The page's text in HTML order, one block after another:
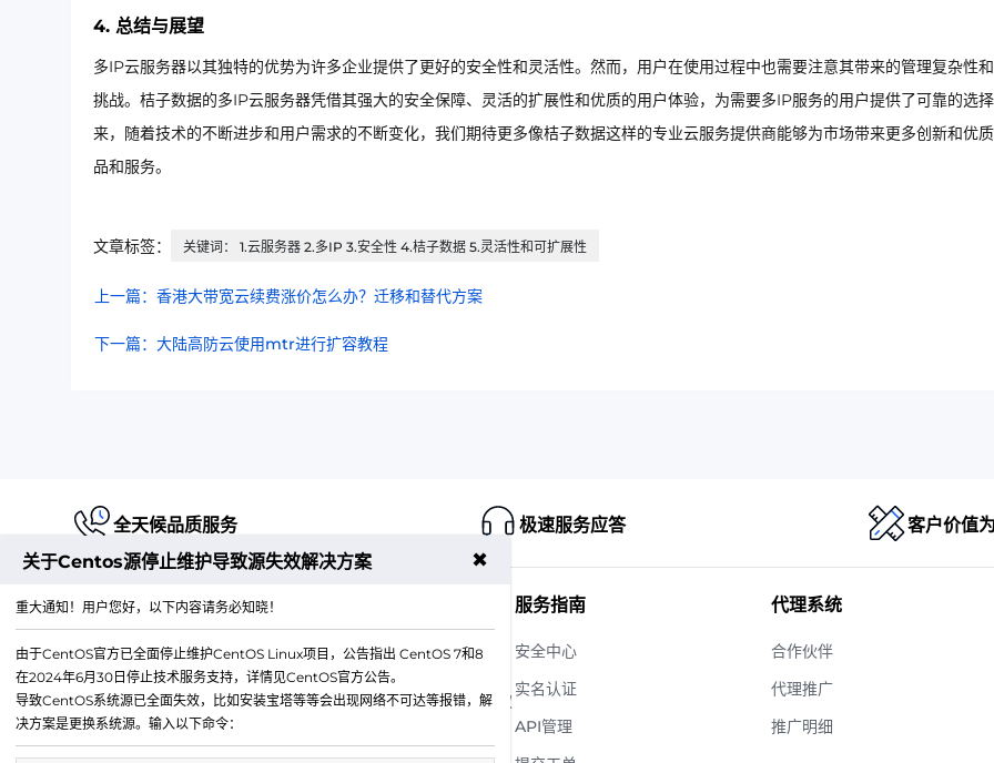
4. 总结与展望
多IP云服务器以其独特的优势为许多企业提供了更好的安全性和灵活性。然而，用户在使用过程中也需要注意其带来的管理复杂性
挑战。桔子数据的多IP云服务器凭借其强大的安全保障、灵活的扩展性和优质的用户体验，为需要多IP服务的用户提供了可靠的选
来，随着技术的不断进步和用户需求的不断变化，我们期待更多像桔子数据这样的专业云服务提供商能够为市场带来更多创新和优
品和服务。
文章标签： 关键词： 1.云服务器 2.多IP 3.安全性 4.桔子数据 5.灵活性和可扩展性
上一篇：香港大带宽云续费涨价怎么办？迁移和替代方案
下一篇：大陆高防云使用mtr进行扩容教程
全天候品质服务 极速服务应答 客户价值
江苏铭联云计算有限公司
Copyright © 2019-2026 All Rights Reserved.铭联科技 版权
所有
电子邮箱：mail@6w.cx
服务指南
安全中心
实名认证
API管理
代理系统
合作伙伴
代理推广
推广明细
关于Centos源停止维护导致源失效解决方案 ✖
重大通知！用户您好，以下内容请务必知晓！
由于CentOS官方已全面停止维护CentOS Linux项目，公告指出 CentOS 7和8
在2024年6月30日停止技术服务支持，详情见CentOS官方公告。
导致CentOS系统源已全面失效，比如安装宝塔等等会出现网络不可达等报错，解
决方案是更换系统源。输入以下命令：